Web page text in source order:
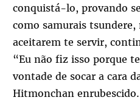
conquistá-lo, provando
como samurais tsundere,
aceitarem te servir,
“Eu não fiz isso porque
vontade de socar a cara
Hitmonchan